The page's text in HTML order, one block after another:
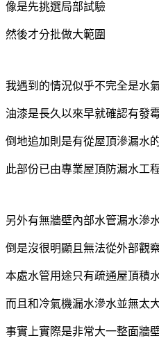
像是先挑選局部試驗
然後才分批做大範圍
我遇到的情況似乎不完全是水
油漆是長久以來早就確認有發
倒地追加則是有從屋頂滲漏水
此部份已由專業屋頂防漏水工
另外有無牆壁內部水管漏水滲
倒是沒很明顯且無法從外部觀
本處水管用途只有疏通屋頂積
而且和冷氣機漏水滲水並無太
事實上實際是非常大一整面牆